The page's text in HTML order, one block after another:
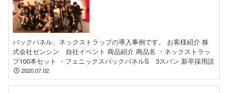
バックパネル、ネックストラップの導入事例です。 お客様紹介 株
式会社ゼンシン 自社イベント 商品紹介 商品名 ・ネックストラッ
プ100本セット ・フェニックスバックパネルS 3スパン 新卒採用説
2020.07.02